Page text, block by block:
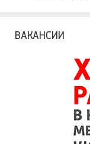
ВАКАНСИИ